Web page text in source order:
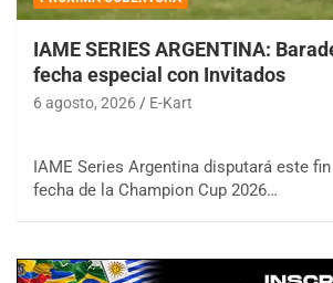
IAME SERIES ARGENTINA:
fecha especial con Invitados
6 agosto, 2026 E-Kart
IAME Series Argentina disputará este
fecha de la Champion Cup 2026…